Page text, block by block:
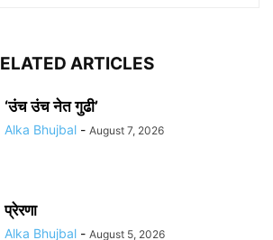
ARTICLES
‘उंच उंच नेत गुढी’
Alka Bhujbal - August 7, 2026
प्रेरणा
Alka Bhujbal - August 5, 2026